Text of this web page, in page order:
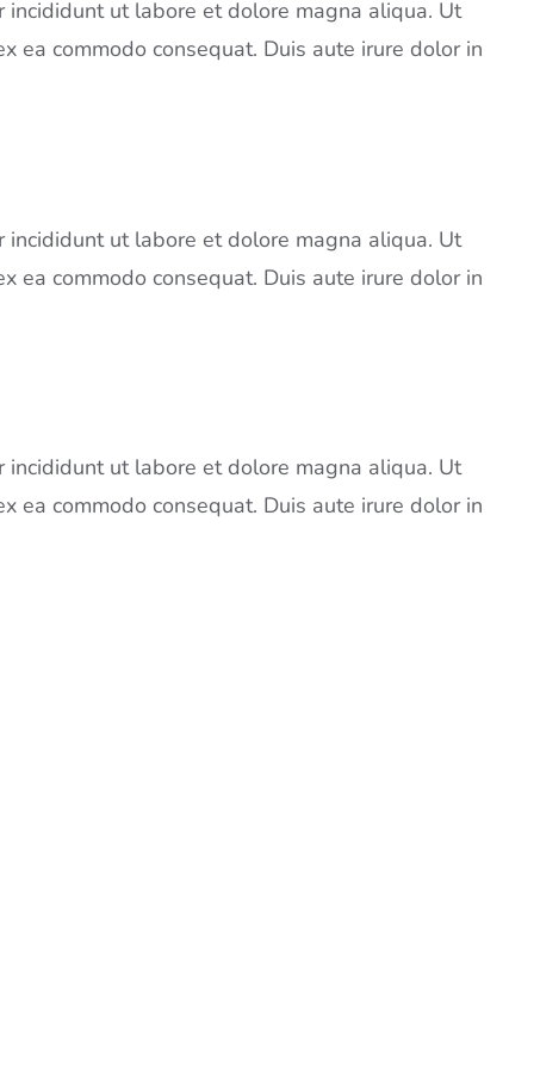
ut labore et dolore magna aliqua. Ut
ea commodo consequat. Duis aute irure dolor in
ut labore et dolore magna aliqua. Ut
ea commodo consequat. Duis aute irure dolor in
ut labore et dolore magna aliqua. Ut
ea commodo consequat. Duis aute irure dolor in